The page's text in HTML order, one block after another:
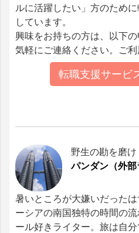
ルに活躍したい」方のため
しています。
興味をお持ちの方は、以下
気軽にご連絡ください。ご利
転職支援サービ
野生の勘を磨け
パンダン（外部
暑いところが大嫌いだった
ーシアの南国独特の時間の
ール好きライター。旅は自